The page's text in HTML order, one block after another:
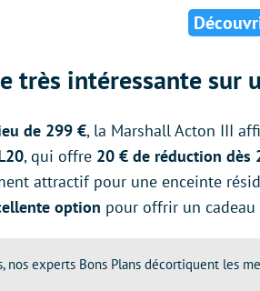
très intéressante sur
de 299 €, la Marshall Acton III
, qui offre 20 € de réduction dès
attractif pour une enceinte
option pour offrir un cadeau
nos experts Bons Plans décortiquent les